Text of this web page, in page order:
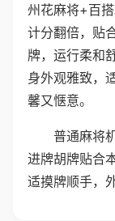
州花麻将+百
计分翻倍，贴
牌，运行柔和
身外观雅致，
馨又惬意。
普通麻将
进牌胡牌贴合
适摸牌顺手，